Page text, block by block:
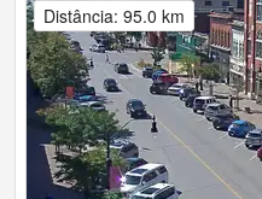
Distância: 95.0 km